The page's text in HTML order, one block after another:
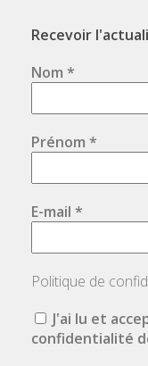
Recevoir
Nom *
Prénom *
E-mail *
Politique de
J'ai lu et
confidentialité